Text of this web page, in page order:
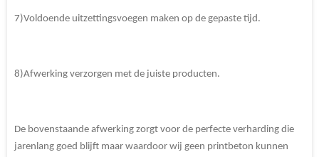
7)Voldoende uitzettingsvoegen maken op de gepaste tijd.
8)Afwerking verzorgen met de juiste producten.
De bovenstaande afwerking zorgt voor de perfecte verharding die
jarenlang goed blijft maar waardoor wij geen printbeton kunnen